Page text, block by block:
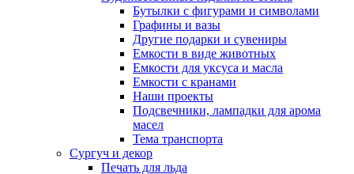
Бутылки с фигурами и символами
Графины и вазы
Другие подарки и сувениры
Емкости в виде животных
Емкости для уксуса и масла
Емкости с кранами
Наши проекты
Подсвечники, лампадки для арома
масел
Тема транспорта
Сургуч и декор
Печать для льда